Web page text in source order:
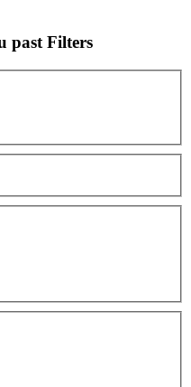
past Filters